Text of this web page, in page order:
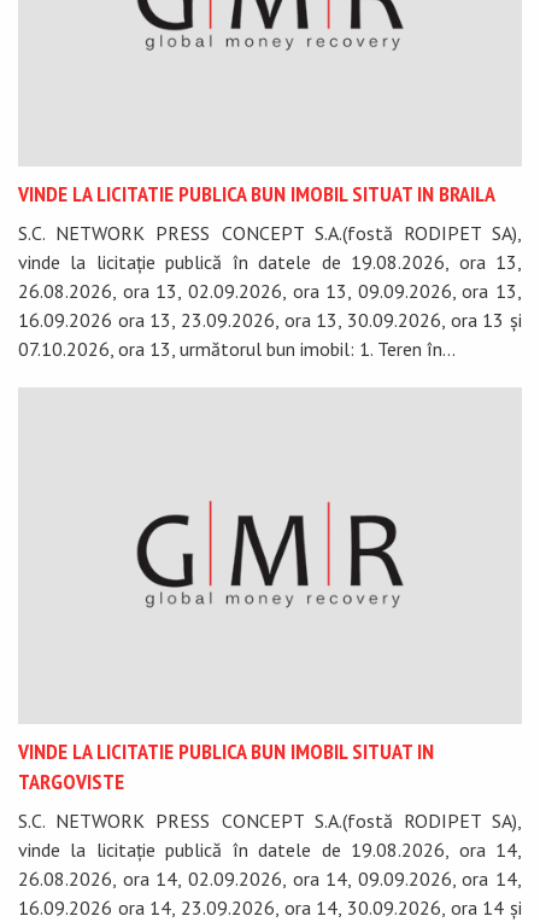
VINDE LA LICITATIE PUBLICA BUN IMOBIL SITUAT IN BRAILA
S.C. NETWORK PRESS CONCEPT S.A.(fostă RODIPET SA),
vinde la licitație publică în datele de 19.08.2026, ora 13,
26.08.2026, ora 13, 02.09.2026, ora 13, 09.09.2026, ora 13,
16.09.2026 ora 13, 23.09.2026, ora 13, 30.09.2026, ora 13 și
07.10.2026, ora 13, următorul bun imobil: 1. Teren în...
VINDE LA LICITATIE PUBLICA BUN IMOBIL SITUAT IN
TARGOVISTE
S.C. NETWORK PRESS CONCEPT S.A.(fostă RODIPET SA),
vinde la licitație publică în datele de 19.08.2026, ora 14,
26.08.2026, ora 14, 02.09.2026, ora 14, 09.09.2026, ora 14,
16.09.2026 ora 14, 23.09.2026, ora 14, 30.09.2026, ora 14 și